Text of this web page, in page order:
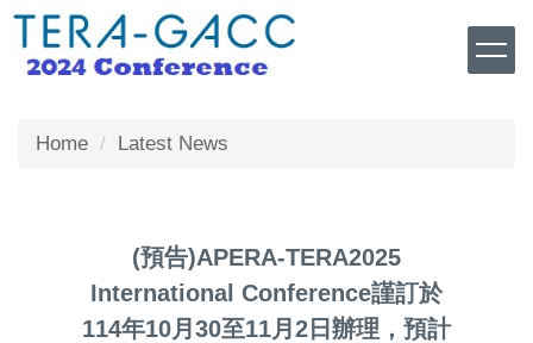
Jump
the
blockHome Latest News
(預告)APERA-TERA2025
International Conference謹訂於
114年10月30至11月2日辦理，預計